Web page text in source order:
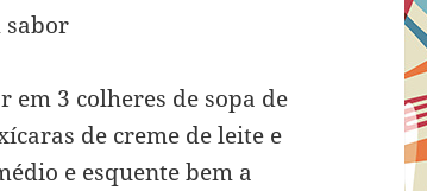
sabor
em 3 colheres de sopa de
de creme de leite e
e esquente bem a